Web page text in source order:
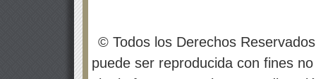
© Todos los Derechos
puede ser reproducida con fines